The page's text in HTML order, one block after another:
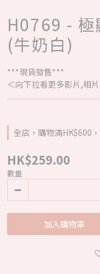
H0769 - 極
(牛奶白)
***現貨發售***
＜向下拉看更多影片,相
全店，購物滿HK$600
HK$259.00
數量
加入購物車